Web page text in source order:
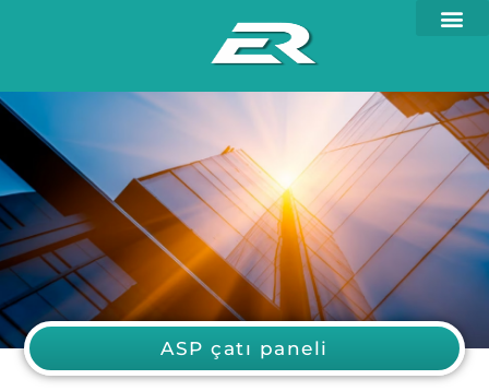
ASP çatı paneli